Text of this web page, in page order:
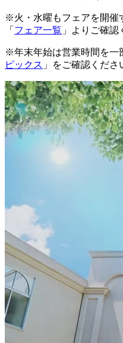
※火・水曜もフェアを開催
「 フェア一覧 」よりご確認
※年末年始は営業時間を一
ピックス 」をご確認くださ